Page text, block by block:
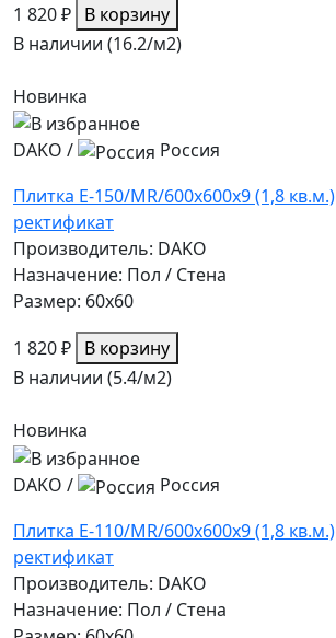
1 820 ₽ В корзину
В наличии (16.2/м2)
Новинка
DAKO /
Россия
Плитка E-150/MR/600x600x9 (1,8 кв.м.)
ректификат
Производитель: DAKO
Назначение: Пол / Стена
Размер: 60x60
1 820 ₽ В корзину
В наличии (5.4/м2)
Новинка
DAKO /
Россия
Плитка E-110/MR/600x600x9 (1,8 кв.м.)
ректификат
Производитель: DAKO
Назначение: Пол / Стена